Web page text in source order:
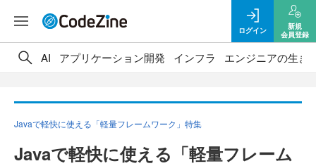
ログイン
新規
会員登録
AI アプリケーション開発 インフラ エンジニアの生き
Javaで軽快に使える「軽量フレームワーク」特集
Javaで軽快に使える「軽量フレーム